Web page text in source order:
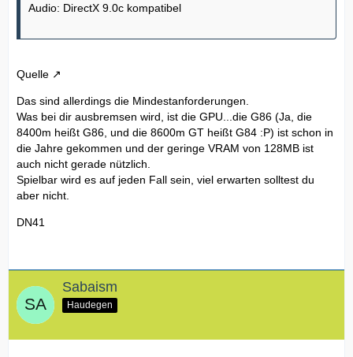
Audio: DirectX 9.0c kompatibel
Quelle
Das sind allerdings die Mindestanforderungen.
Was bei dir ausbremsen wird, ist die GPU...die G86 (Ja, die
8400m heißt G86, und die 8600m GT heißt G84 :P) ist schon in
die Jahre gekommen und der geringe VRAM von 128MB ist
auch nicht gerade nützlich.
Spielbar wird es auf jeden Fall sein, viel erwarten solltest du
aber nicht.
DN41
Sabaism
Haudegen